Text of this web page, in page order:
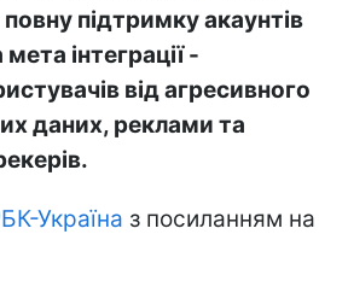
підтримку акаунтів
інтеграції -
від агресивного
даних, реклами та
Україна з посиланням на